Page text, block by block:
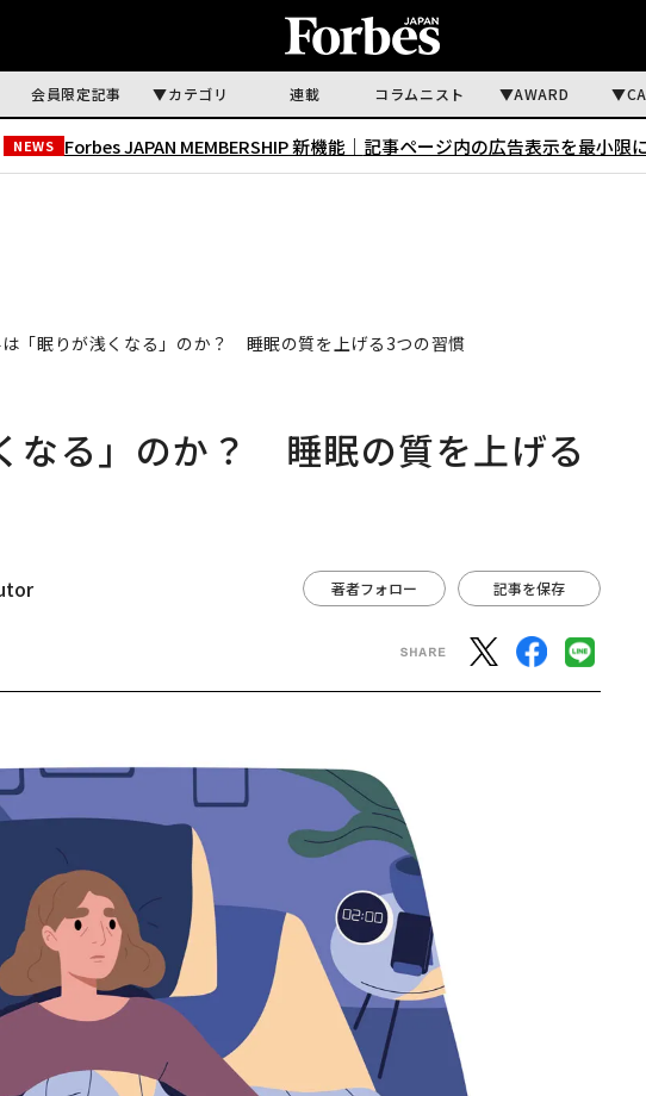
会員限定記事 カテゴリ 連載 コラムニスト AWARD
NEWS Forbes JAPAN MEMBERSHIP 新機能｜ 記事ページ内の広告表示を最小限
「眠りが浅くなる」のか？ 睡眠の質を上げる3つの習慣
なる」のか？ 睡眠の質を上げる
著者フォロー 記事を保存